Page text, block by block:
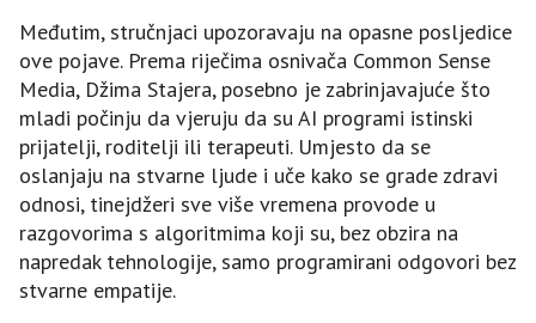
Međutim, stručnjaci upozoravaju na opasne posljedice
ove pojave. Prema riječima osnivača Common Sense
Media, Džima Stajera, posebno je zabrinjavajuće što
mladi počinju da vjeruju da su AI programi istinski
prijatelji, roditelji ili terapeuti. Umjesto da se
oslanjaju na stvarne ljude i uče kako se grade zdravi
odnosi, tinejdžeri sve više vremena provode u
razgovorima s algoritmima koji su, bez obzira na
napredak tehnologije, samo programirani odgovori bez
stvarne empatije.